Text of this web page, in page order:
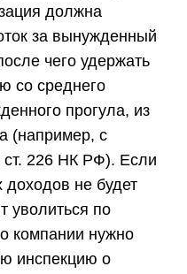
должна
за вынужденный
чего удержать
со среднего
прогула, из
(например, с
ст. 226 НК РФ). Если
доходов не будет
уволиться по
компании нужно
инспекцию о